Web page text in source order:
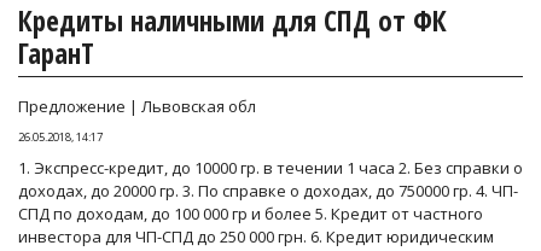
Кредиты наличными для СПД от ФК
ГаранТ
Предложение | Львовская обл
26.05.2018, 14:17
1. Экспресс-кредит, до 10000 гр. в течении 1 часа 2. Без справки о
доходах, до 20000 гр. 3. По справке о доходах, до 750000 гр. 4. ЧП-
СПД по доходам, до 100 000 гр и более 5. Кредит от частного
инвестора для ЧП-СПД до 250 000 грн. 6. Кредит юридическим